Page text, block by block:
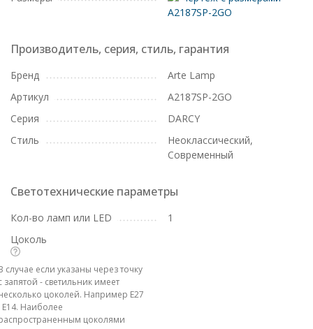
A2187SP-2GO
Производитель, серия, стиль, гарантия
Бренд
Arte Lamp
Артикул
A2187SP-2GO
Серия
DARCY
Стиль
Неоклассический,
Современный
Светотехнические параметры
Кол-во ламп или LED
1
Цоколь
случае если указаны через точку
запятой - светильник имеет
цоколей. Например E27
E14. Наиболее
цоколями